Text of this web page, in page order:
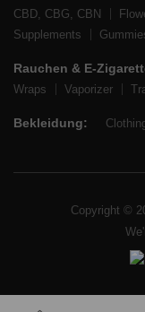
CBD, CBG, CBN
Supplements
Rauchen & E-
Wraps
Vaporizer
Bekleidung:
Copyright ©